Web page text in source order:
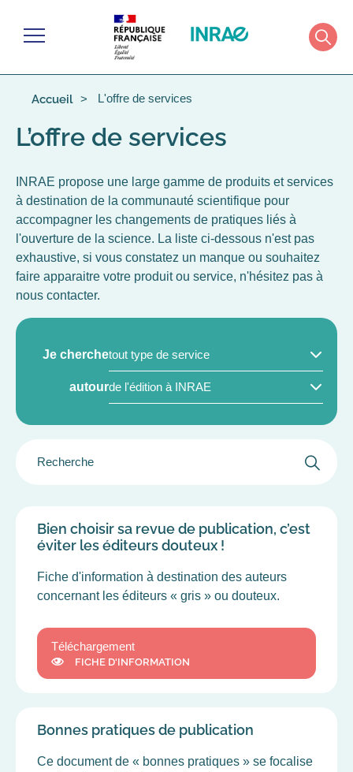
Menu
Accueil L'offre de services
L’offre de services
INRAE propose une large gamme de produits et services
à destination de la communauté scientifique pour
accompagner les changements de pratiques liés à
l'ouverture de la science. La liste ci-dessous n'est pas
exhaustive, si vous constatez un manque ou souhaitez
faire apparaitre votre produit ou service, n'hésitez pas à
nous contacter.
Je chercheTYPE
(FIELD_PRODUCT_SERVICE)
autour DOMAINES
CHAMPS
Bien choisir sa revue de publication, c’est
éviter les éditeurs douteux !
Fiche d'information à destination des auteurs
concernant les éditeurs « gris » ou douteux.
Téléchargement
FICHE D'INFORMATION
Bonnes pratiques de publication
Ce document de « bonnes pratiques » se focalise